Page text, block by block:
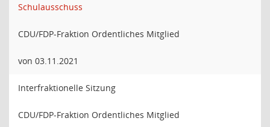
Schulausschuss
CDU/FDP-Fraktion Ordentliches Mitglied
von 03.11.2021
Interfraktionelle Sitzung
CDU/FDP-Fraktion Ordentliches Mitglied